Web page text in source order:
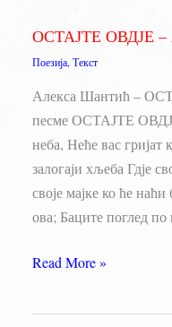
Шантић
ОСТАЈТЕ ОВДЈЕ –
Поезија, Текст
Алекса Шантић –
песме ОСТАЈТЕ
неба, Неће вас гријат
залогаји хљеба Гдје
своје мајке ко ће
ова; Баците поглед
ОСТАЈТЕ
–
Read More »